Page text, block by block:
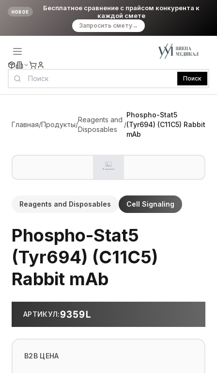
НОВОЕ
Бесплатное сравнение с прайсом конкурента к
каждой смете
Запросить смету→
Поиск
Главная/Продукты/
Reagents and
Disposables
/
Phospho-Stat5
(Tyr694) (C11C5) Rabbit
mAb
Reagents and Disposables Cell Signaling
Phospho-Stat5
(Tyr694) (C11C5)
Rabbit mAb
АРТИКУЛ:9359L
B2B ЦЕНА